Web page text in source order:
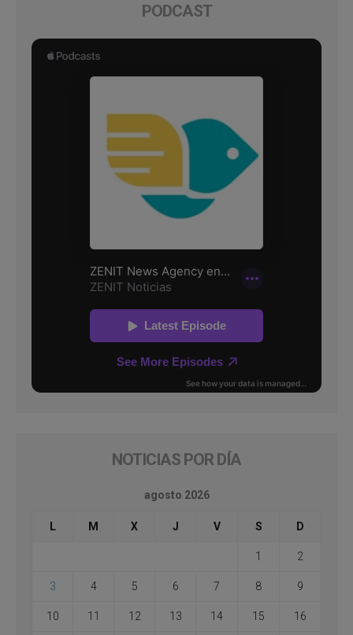
PODCAST
NOTICIAS POR DÍA
agosto 2026
L M X J V S D
1 2
3 4 5 6 7 8 9
10 11 12 13 14 15 16